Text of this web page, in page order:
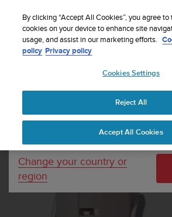
Suunto Spartan Sport 사쿠라 실리콘 스트랩
Your country or
United States
Currency: $ (USD)
Shipping only to United States
Change your country or
region
By clicking “Accept All Cookies”, you agree
cookies on your device to enhance site
usage, and assist in our marketing efforts.
policy Privacy policy
Cookies Settings
Reject All
Accept All Cookies